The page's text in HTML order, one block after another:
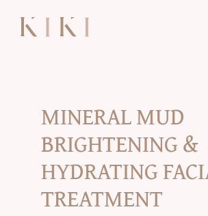
naar
MINERAL MUD
BRIGHTENING &
HYDRATING
TREATMENT